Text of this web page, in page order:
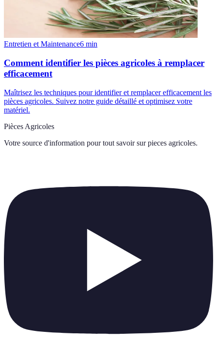
Entretien et Maintenance6 min
Comment identifier les pièces agricoles à remplacer
efficacement
Maîtrisez les techniques pour identifier et remplacer efficacement les
pièces agricoles. Suivez notre guide détaillé et optimisez votre
matériel.
Pièces Agricoles
Votre source d'information pour tout savoir sur pieces agricoles.